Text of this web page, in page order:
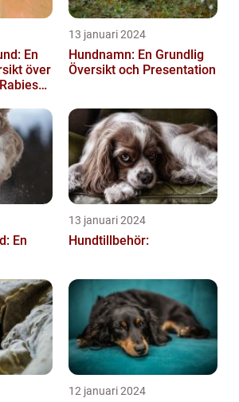
En
över
13 januari 2024
Hundnamn: En Grundlig
Översikt och Presentation
En
13 januari 2024
Hundtillbehör:
12 januari 2024